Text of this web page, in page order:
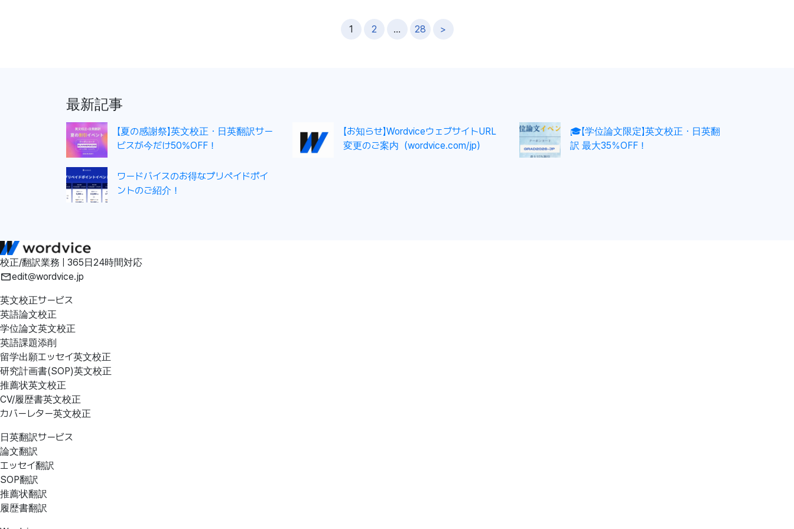
1 2 … 28 >
最新記事
【夏の感謝祭】英文校正・日英翻訳サー
ビスが今だけ50%OFF！
【お知らせ】WordviceウェブサイトURL
変更のご案内（wordvice.com/jp）
🎓【学位論文限定】英文校正・日英翻
訳 最大35％OFF！
ワードバイスのお得なプリペイドポイ
ントのご紹介！
校正/翻訳業務 | 365日24時間対応
edit@wordvice.jp
英文校正サービス
英語論文校正
学位論文英文校正
英語課題添削
留学出願エッセイ英文校正
研究計画書(SOP)英文校正
推薦状英文校正
CV/履歴書英文校正
カバーレター英文校正
日英翻訳サービス
論文翻訳
エッセイ翻訳
SOP翻訳
推薦状翻訳
履歴書翻訳